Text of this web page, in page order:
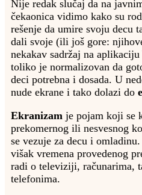
Nije redak slučaj da na
čekaonica vidimo kako su
rešenje da umire svoju decu
dali svoje (ili još gore:
nekakav sadržaj na
toliko je normalizovan da
deci potrebna i dosada. U
nude ekrane i tako dolazi do
Ekranizam je pojam koji se
prekomernog ili nesvesnog
se vezuje za decu i
višak vremena provedenog
radi o televiziji, računarima,
telefonima.